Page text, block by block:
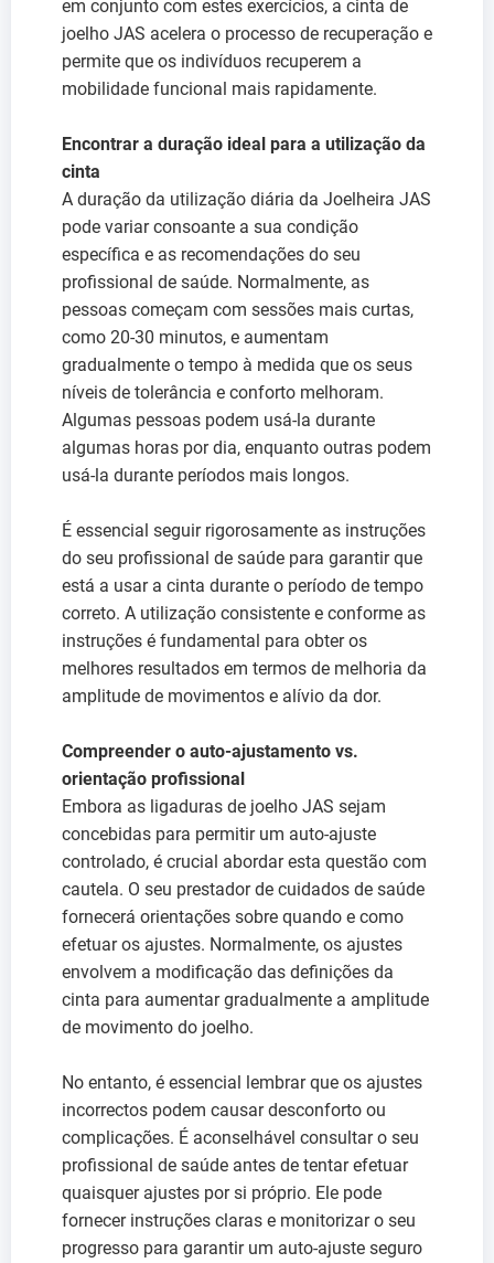
em conjunto com estes exercícios, a cinta de
joelho JAS acelera o processo de recuperação e
permite que os indivíduos recuperem a
mobilidade funcional mais rapidamente.
Encontrar a duração ideal para a utilização da
cinta
A duração da utilização diária da Joelheira JAS
pode variar consoante a sua condição
específica e as recomendações do seu
profissional de saúde. Normalmente, as
pessoas começam com sessões mais curtas,
como 20-30 minutos, e aumentam
gradualmente o tempo à medida que os seus
níveis de tolerância e conforto melhoram.
Algumas pessoas podem usá-la durante
algumas horas por dia, enquanto outras podem
usá-la durante períodos mais longos.
É essencial seguir rigorosamente as instruções
do seu profissional de saúde para garantir que
está a usar a cinta durante o período de tempo
correto. A utilização consistente e conforme as
instruções é fundamental para obter os
melhores resultados em termos de melhoria da
amplitude de movimentos e alívio da dor.
Compreender o auto-ajustamento vs.
orientação profissional
Embora as ligaduras de joelho JAS sejam
concebidas para permitir um auto-ajuste
controlado, é crucial abordar esta questão com
cautela. O seu prestador de cuidados de saúde
fornecerá orientações sobre quando e como
efetuar os ajustes. Normalmente, os ajustes
envolvem a modificação das definições da
cinta para aumentar gradualmente a amplitude
de movimento do joelho.
No entanto, é essencial lembrar que os ajustes
incorrectos podem causar desconforto ou
complicações. É aconselhável consultar o seu
profissional de saúde antes de tentar efetuar
quaisquer ajustes por si próprio. Ele pode
fornecer instruções claras e monitorizar o seu
progresso para garantir um auto-ajuste seguro